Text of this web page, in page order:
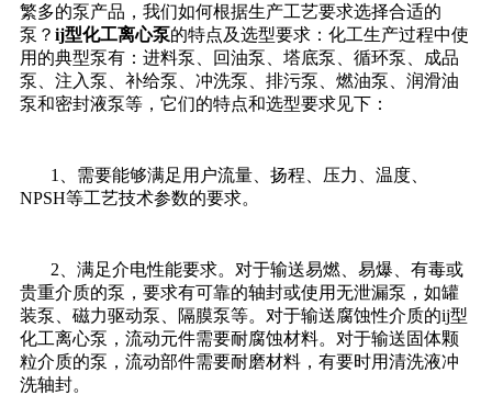
繁多的泵产品，我们如何根据生产工艺要求选择合适的
泵？ ij型化工离心泵的特点及选型要求：化工生产过程中使
用的典型泵有：进料泵、回油泵、塔底泵、循环泵、成品
泵、注入泵、补给泵、冲洗泵、排污泵、燃油泵、润滑油
泵和密封液泵等，它们的特点和选型要求见下：
1、需要能够满足用户流量、扬程、压力、温度、
NPSH等工艺技术参数的要求。
2、满足介电性能要求。对于输送易燃、易爆、有毒或
贵重介质的泵，要求有可靠的轴封或使用无泄漏泵，如罐
装泵、磁力驱动泵、隔膜泵等。对于输送腐蚀性介质的ij型
化工离心泵，流动元件需要耐腐蚀材料。对于输送固体颗
粒介质的泵，流动部件需要耐磨材料，有要时用清洗液冲
洗轴封。